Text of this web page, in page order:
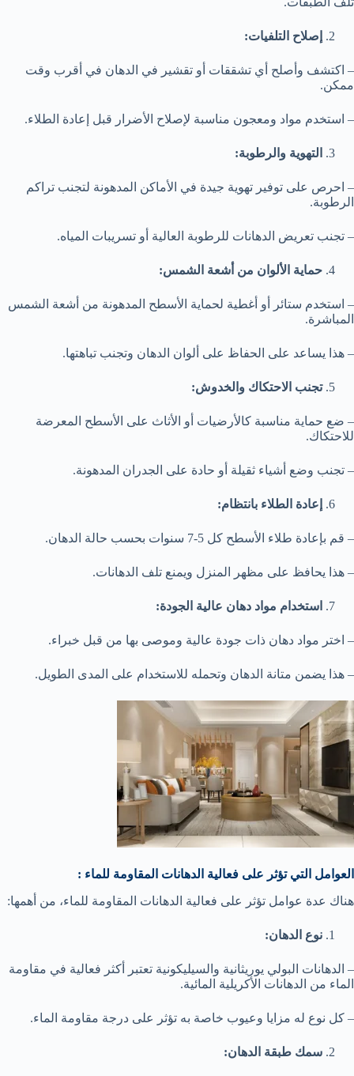
إصلاح التلفيات:
– اكتشف وأصلح أي تشققات أو تقشير في الدهان في أقرب وقت
ممكن.
– استخدم مواد ومعجون مناسبة لإصلاح الأضرار قبل إعادة الطلاء.
التهوية والرطوبة:
– احرص على توفير تهوية جيدة في الأماكن المدهونة لتجنب تراكم
الرطوبة.
– تجنب تعريض الدهانات للرطوبة العالية أو تسريبات المياه.
حماية الألوان من أشعة الشمس:
– استخدم ستائر أو أغطية لحماية الأسطح المدهونة من أشعة الشمس
المباشرة.
– هذا يساعد على الحفاظ على ألوان الدهان وتجنب تباهتها.
تجنب الاحتكاك والخدوش:
– ضع حماية مناسبة كالأرضيات أو الأثاث على الأسطح المعرضة
للاحتكاك.
– تجنب وضع أشياء ثقيلة أو حادة على الجدران المدهونة.
إعادة الطلاء بانتظام:
– قم بإعادة طلاء الأسطح كل 5-7 سنوات بحسب حالة الدهان.
– هذا يحافظ على مظهر المنزل ويمنع تلف الدهانات.
استخدام مواد دهان عالية الجودة:
– اختر مواد دهان ذات جودة عالية وموصى بها من قبل خبراء.
– هذا يضمن متانة الدهان وتحمله للاستخدام على المدى الطويل.
العوامل التي تؤثر على فعالية الدهانات المقاومة للماء :
هناك عدة عوامل تؤثر على فعالية الدهانات المقاومة للماء، من أهمها:
نوع الدهان:
– الدهانات البولي يوريثانية والسيليكونية تعتبر أكثر فعالية في مقاومة
الماء من الدهانات الأكريلية المائية.
– كل نوع له مزايا وعيوب خاصة به تؤثر على درجة مقاومة الماء.
سمك طبقة الدهان: